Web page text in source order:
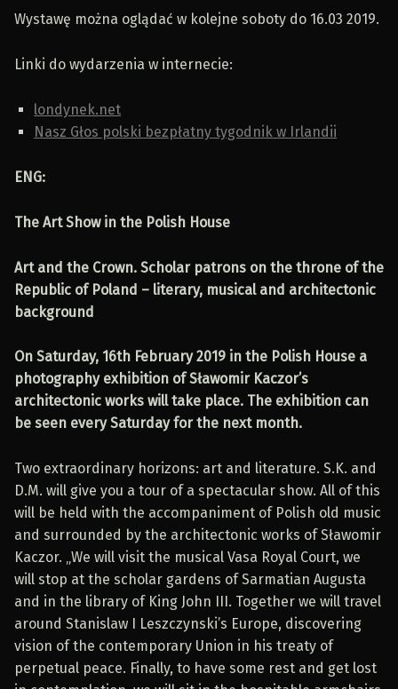
Wystawę można oglądać w kolejne soboty do 16.03 2019.
Linki do wydarzenia w internecie:
londynek.net
Nasz Głos polski bezpłatny tygodnik w Irlandii
ENG:
The Art Show in the Polish House
Art and the Crown. Scholar patrons on the throne of the
Republic of Poland – literary, musical and architectonic
background
On Saturday, 16th February 2019 in the Polish House a
photography exhibition of Sławomir Kaczor’s
architectonic works will take place. The exhibition can
be seen every Saturday for the next month.
Two extraordinary horizons: art and literature. S.K. and
D.M. will give you a tour of a spectacular show. All of this
will be held with the accompaniment of Polish old music
and surrounded by the architectonic works of Sławomir
Kaczor. „We will visit the musical Vasa Royal Court, we
will stop at the scholar gardens of Sarmatian Augusta
and in the library of King John III. Together we will travel
around Stanislaw I Leszczynski’s Europe, discovering
vision of the contemporary Union in his treaty of
perpetual peace. Finally, to have some rest and get lost